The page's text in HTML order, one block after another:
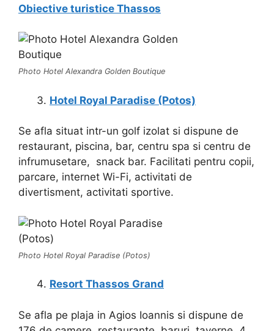
Obiective turistice Thassos
Photo Hotel Alexandra Golden Boutique
Hotel Royal Paradise (Potos)
Se afla situat intr-un golf izolat si dispune de
restaurant, piscina, bar, centru spa si centru de
infrumusetare, snack bar. Facilitati pentru copii,
parcare, internet Wi-Fi, activitati de
divertisment, activitati sportive.
Photo Hotel Royal Paradise (Potos)
Resort Thassos Grand
Se afla pe plaja in Agios Ioannis si dispune de